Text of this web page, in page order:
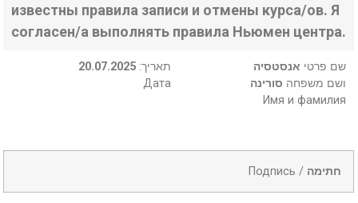
известны правила записи и отмены курса/ов. Я
согласен/а выполнять правила Ньюмен центра.
20.07.2025 :תאריך
Дата
שם פרטי אנסטסיה
ושם משפחה סורינה
Имя и фамилия
Подпись / חתימה